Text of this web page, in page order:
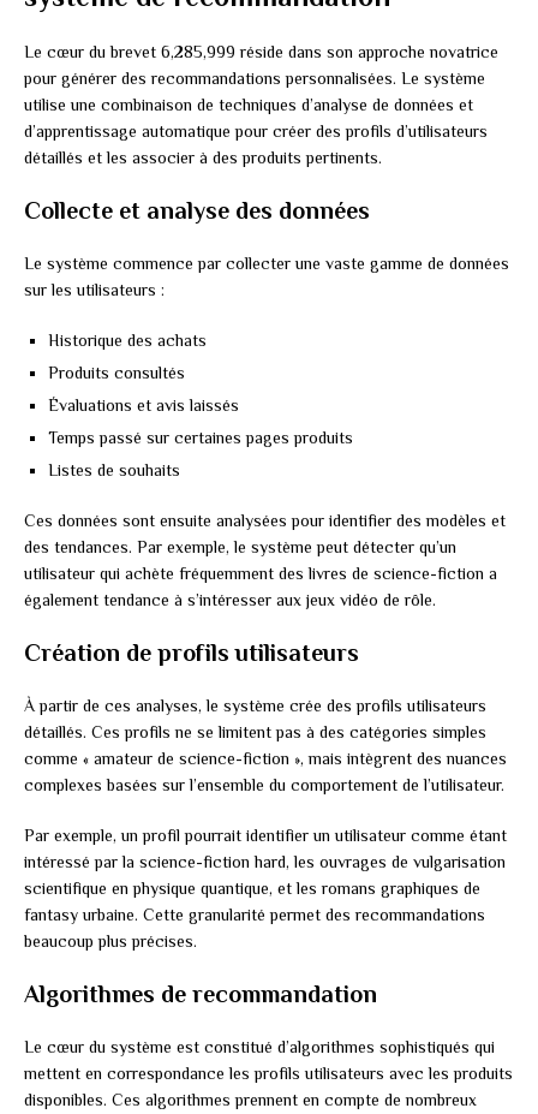
Le cœur du brevet 6,285,999 réside dans son approche novatrice
pour générer des recommandations personnalisées. Le système
utilise une combinaison de techniques d’analyse de données et
d’apprentissage automatique pour créer des profils d’utilisateurs
détaillés et les associer à des produits pertinents.
Collecte et analyse des données
Le système commence par collecter une vaste gamme de données
sur les utilisateurs :
Historique des achats
Produits consultés
Évaluations et avis laissés
Temps passé sur certaines pages produits
Listes de souhaits
Ces données sont ensuite analysées pour identifier des modèles et
des tendances. Par exemple, le système peut détecter qu’un
utilisateur qui achète fréquemment des livres de science-fiction a
également tendance à s’intéresser aux jeux vidéo de rôle.
Création de profils utilisateurs
À partir de ces analyses, le système crée des profils utilisateurs
détaillés. Ces profils ne se limitent pas à des catégories simples
comme « amateur de science-fiction », mais intègrent des nuances
complexes basées sur l’ensemble du comportement de l’utilisateur.
Par exemple, un profil pourrait identifier un utilisateur comme étant
intéressé par la science-fiction hard, les ouvrages de vulgarisation
scientifique en physique quantique, et les romans graphiques de
fantasy urbaine. Cette granularité permet des recommandations
beaucoup plus précises.
Algorithmes de recommandation
Le cœur du système est constitué d’algorithmes sophistiqués qui
mettent en correspondance les profils utilisateurs avec les produits
disponibles. Ces algorithmes prennent en compte de nombreux